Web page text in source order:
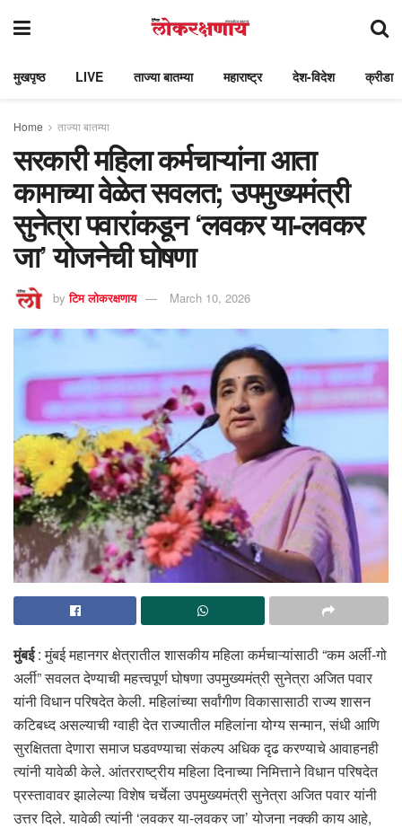
मुखपृष्ठ LIVE ताज्या बातम्या महाराष्ट्र देश-विदेश क्रीडा
Home ताज्या बातम्या
सरकारी महिला कर्मचाऱ्यांना आता
कामाच्या वेळेत सवलत; उपमुख्यमंत्री
सुनेत्रा पवारांकडून ‘लवकर या-लवकर
जा’ योजनेची घोषणा
by टिम लोकरक्षणाय March 10, 2026
मुंबई: मुंबई महानगर क्षेत्रातील शासकीय महिला कर्मचाऱ्यांसाठी “कम अर्ली-गो
अर्ली” सवलत देण्याची महत्त्वपूर्ण घोषणा उपमुख्यमंत्री सुनेत्रा अजित पवार
यांनी विधान परिषदेत केली. महिलांच्या सर्वांगीण विकासासाठी राज्य शासन
कटिबध्द असल्याची ग्वाही देत राज्यातील महिलांना योग्य सन्मान, संधी आणि
सुरक्षितता देणारा समाज घडवण्याचा संकल्प अधिक दृढ करण्याचे आवाहनही
त्यांनी यावेळी केले. आंतरराष्ट्रीय महिला दिनाच्या निमित्ताने विधान परिषदेत
प्रस्तावावर झालेल्या विशेष चर्चेला उपमुख्यमंत्री सुनेत्रा अजित पवार यांनी
उत्तर दिले. यावेळी त्यांनी ‘लवकर या-लवकर जा’ योजना नक्की काय आहे,